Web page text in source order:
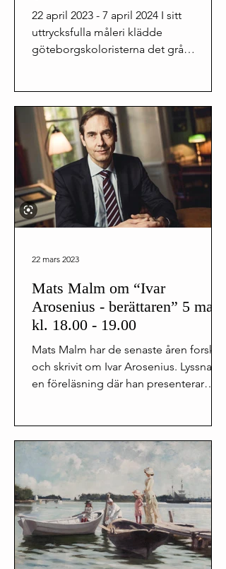
22 april 2023 - 7 april 2024 I sitt
uttrycksfulla måleri klädde
göteborgskoloristerna det grå
Mats Malm om “Ivar
Arosenius - berättaren” 5 mars
kl. 18.00 - 19.00
Mats Malm har de senaste åren forskat
och skrivit om Ivar Arosenius. Lyssna till
en föreläsning där han presenterar
22 mars 2023